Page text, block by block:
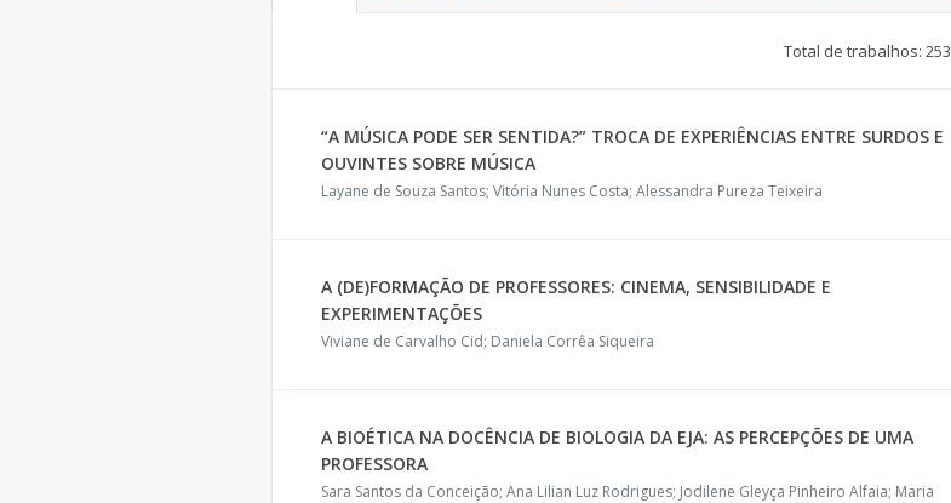
Total de trabalhos: 253
“A MÚSICA PODE SER SENTIDA?” TROCA DE EXPERIÊNCIAS ENTRE SURDOS E
OUVINTES SOBRE MÚSICA
Layane de Souza Santos; Vitória Nunes Costa; Alessandra Pureza Teixeira
A (DE)FORMAÇÃO DE PROFESSORES: CINEMA, SENSIBILIDADE E
EXPERIMENTAÇÕES
Viviane de Carvalho Cid; Daniela Corrêa Siqueira
A BIOÉTICA NA DOCÊNCIA DE BIOLOGIA DA EJA: AS PERCEPÇÕES DE UMA
PROFESSORA
Sara Santos da Conceição; Ana Lilian Luz Rodrigues; Jodilene Gleyça Pinheiro Alfaia; Maria